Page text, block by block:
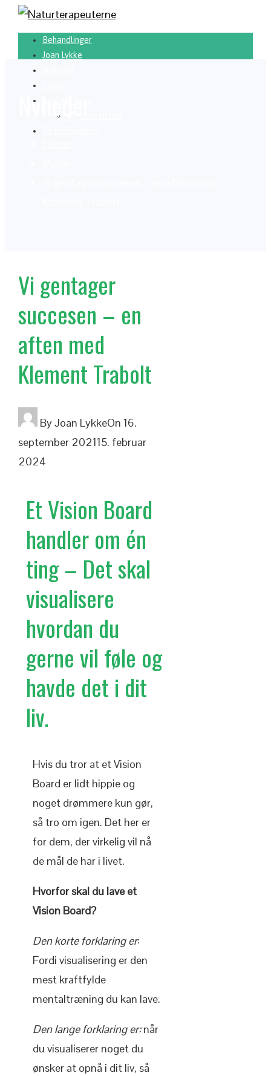
Behandlinger
Joan Lykke
Nyheder
Vi gentager
succesen – en
aften med
Klement Trabolt
ByJoan LykkeOn 16.
september 202115. februar
2024
Et Vision Board
handler om én
ting – Det skal
visualisere
hvordan du
gerne vil føle og
havde det i dit
liv.
Hvis du tror at et Vision
Board er lidt hippie og
noget drømmere kun gør,
så tro om igen. Det her er
for dem, der virkelig vil nå
de mål de har i livet.
Hvorfor skal du lave et
Vision Board?
Den korte forklaring er:
Fordi visualisering er den
mest kraftfylde
mentaltræning du kan lave.
Den lange forklaring er:når
du visualiserer noget du
ønsker at opnå i dit liv, så